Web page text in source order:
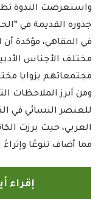
واستعرضت الندوة
جذوره القديمة في
في المقاهي، مؤكدة
مختلف الأجناس
مجتمعاتهم بزوايا
ومن أبرز الملاحظات
للعنصر النسائي في
العربي، حيث برزت
مما أضاف تنوعًا
إقراء